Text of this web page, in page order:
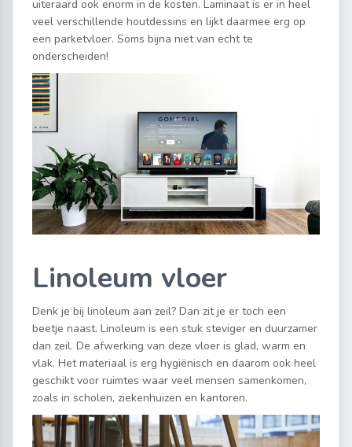
uiteraard ook enorm in de kosten. Laminaat is er in heel
veel verschillende houtdessins en lijkt daarmee erg op
een parketvloer. Soms bijna niet van echt te
onderscheiden!
Linoleum vloer
Denk je bij linoleum aan zeil? Dan zit je er toch een
beetje naast. Linoleum is een stuk steviger en duurzamer
dan zeil. De afwerking van deze vloer is glad, warm en
vlak. Het materiaal is erg hygiënisch en daarom ook heel
geschikt voor ruimtes waar veel mensen samenkomen,
zoals in scholen, ziekenhuizen en kantoren.